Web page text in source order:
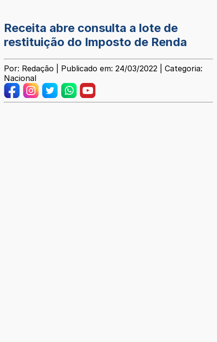
Receita abre consulta a lote de
restituição do Imposto de Renda
Por: Redação | Publicado em: 24/03/2022 | Categoria:
Nacional